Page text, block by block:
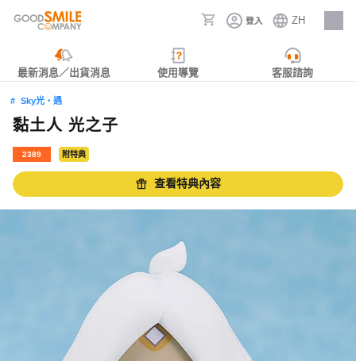
登入 ZH
人才招募
最新消息／出貨消息 使用導覽 客服諮詢
Sky光‧遇
黏土人 光之子
2389 附特典
查看特典內容